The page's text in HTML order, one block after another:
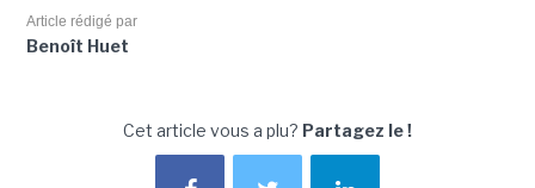
Article rédigé par
Benoît Huet
Cet article vous a plu? Partagez le !